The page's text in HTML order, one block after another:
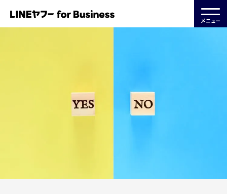
メニュー